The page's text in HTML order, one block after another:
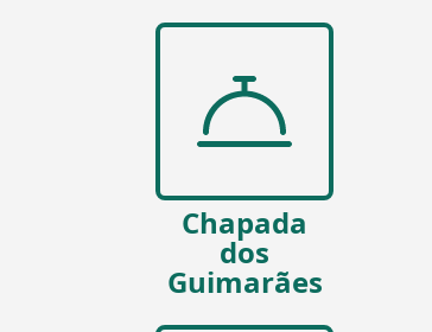
Chapada
dos
Guimarães